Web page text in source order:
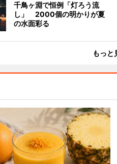
千鳥ヶ淵で恒例「灯ろう流
し」 2000個の明かりが夏
の水面彩る
もっと